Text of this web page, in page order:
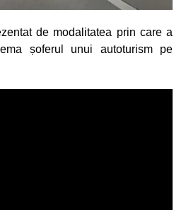
de modalitatea prin care a
șoferul unui autoturism pe